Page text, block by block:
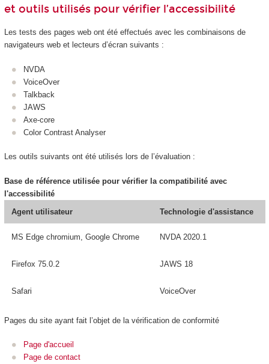
et outils utilisés pour vérifier l’accessibilité
Les tests des pages web ont été effectués avec les combinaisons de
navigateurs web et lecteurs d’écran suivants :
NVDA
VoiceOver
Talkback
JAWS
Axe-core
Color Contrast Analyser
Les outils suivants ont été utilisés lors de l’évaluation :
Base de référence utilisée pour vérifier la compatibilité avec
l'accessibilité
Agent utilisateur
Technologie d'assistance
MS Edge chromium, Google Chrome NVDA 2020.1
Firefox 75.0.2 JAWS 18
Safari VoiceOver
Pages du site ayant fait l’objet de la vérification de conformité
Page d'accueil
Page de contact